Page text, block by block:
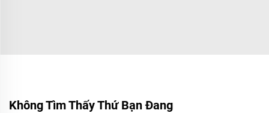
Không Tìm Thấy Thứ Bạn Đang